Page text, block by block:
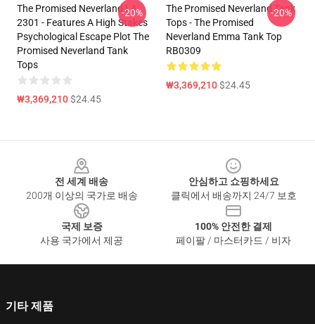
The Promised Neverland LA
2301 - Features A High Stakes
Psychological Escape Plot The
Promised Neverland Tank
Tops
₩3,369,210$24.45
-20%
The Promised Neverland Tank
Tops - The Promised
Neverland Emma Tank Top
RB0309
₩3,369,210$24.45
-20%
전 세계 배송
200개 이상의 국가로 배송
안심하고 쇼핑하세요
클릭에서 배송까지 24/7 보호
국제 보증
사용 국가에서 제공
100% 안전한 결제
페이팔 / 마스터카드 / 비자
기타 제품